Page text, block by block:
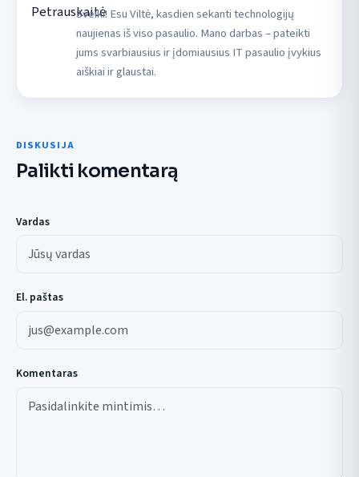
Sveiki! Esu Viltė, kasdien sekanti technologijų
naujienas iš viso pasaulio. Mano darbas – pateikti
jums svarbiausius ir įdomiausius IT pasaulio įvykius
aiškiai ir glaustai.
DISKUSIJA
Palikti komentarą
Vardas
El. paštas
Komentaras